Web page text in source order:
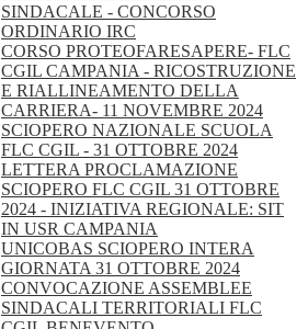
SINDACALE - CONCORSO
ORDINARIO IRC
CORSO PROTEOFARESAPERE- FLC
CGIL CAMPANIA - RICOSTRUZIONE
E RIALLINEAMENTO DELLA
CARRIERA- 11 NOVEMBRE 2024
SCIOPERO NAZIONALE SCUOLA
FLC CGIL - 31 OTTOBRE 2024
LETTERA PROCLAMAZIONE
SCIOPERO FLC CGIL 31 OTTOBRE
2024 - INIZIATIVA REGIONALE: SIT
IN USR CAMPANIA
UNICOBAS SCIOPERO INTERA
GIORNATA 31 OTTOBRE 2024
CONVOCAZIONE ASSEMBLEE
SINDACALI TERRITORIALI FLC